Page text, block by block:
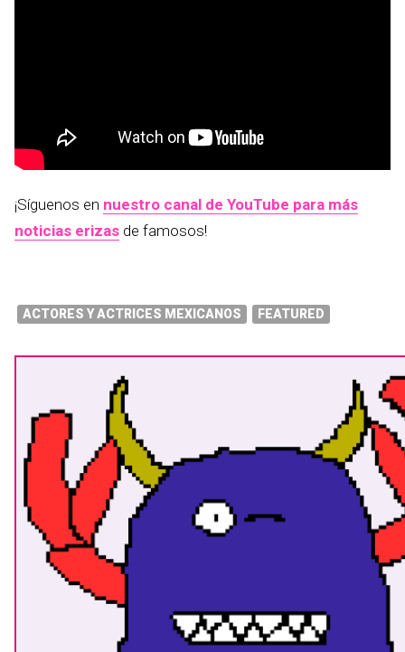
¡Síguenos en nuestro canal de YouTube para más
noticias erizas de famosos!
ACTORES Y ACTRICES MEXICANOS FEATURED